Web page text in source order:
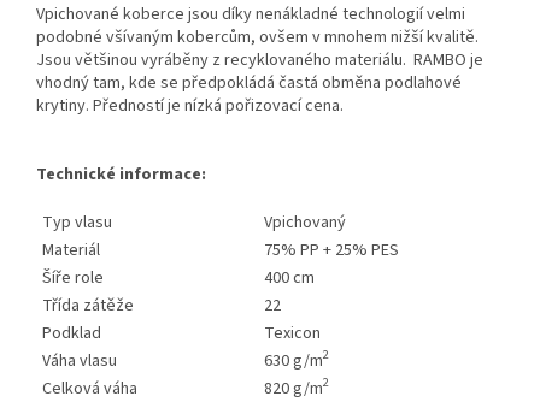
Vpichované koberce jsou díky nenákladné technologií velmi
podobné všívaným kobercům, ovšem v mnohem nižší kvalitě.
Jsou většinou vyráběny z recyklovaného materiálu. RAMBO je
vhodný tam, kde se předpokládá častá obměna podlahové
krytiny. Předností je nízká pořizovací cena.
Technické informace:
Typ vlasu
Vpichovaný
Materiál
75% PP + 25% PES
Šíře role
400 cm
Třída zátěže
22
Podklad
Texicon
Váha vlasu
630 g/m2
Celková váha 820 g/m2